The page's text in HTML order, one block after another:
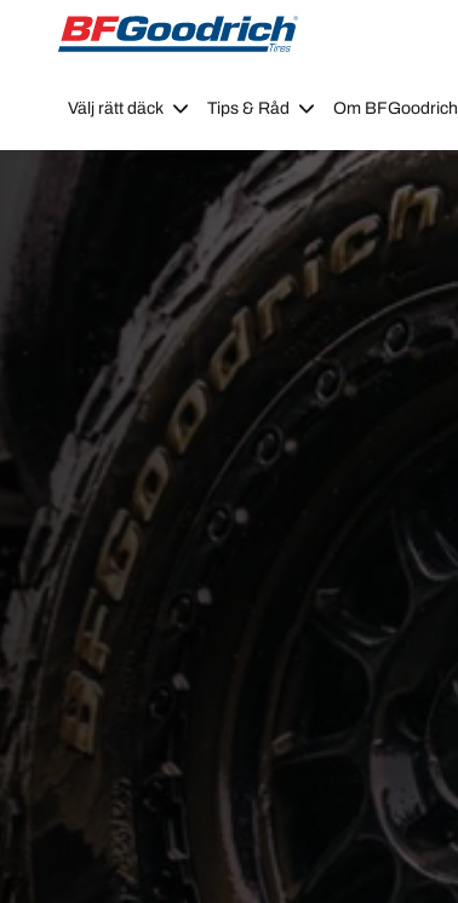
Go to page content
Go to page navigation
Välj rätt däck Tips & Råd Om BFGoodrich